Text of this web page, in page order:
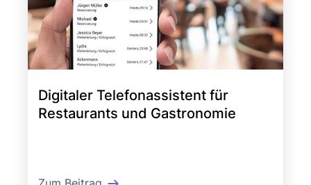
Digitaler Telefonassistent für
Restaurants und Gastronomie